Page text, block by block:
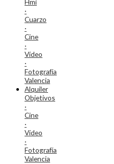
Hmi
·
Cuarzo
·
Cine
·
Vídeo
·
Fotografía
Valencia
Alquiler
Objetivos
·
Cine
·
Vídeo
·
Fotografía
Valencia